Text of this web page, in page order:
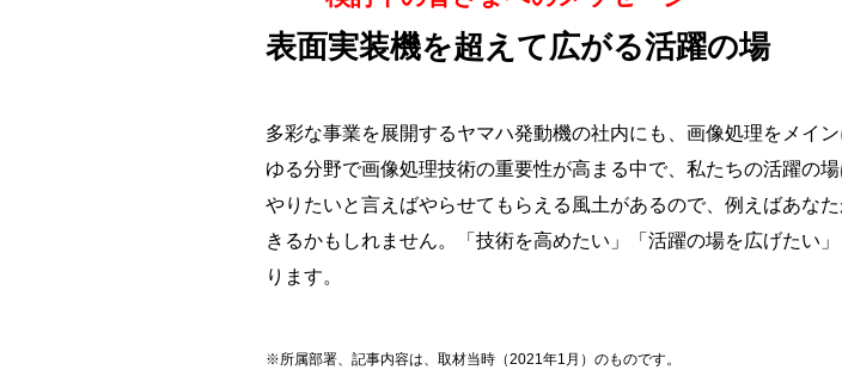
表面実装機を超えて広がる活躍の場
多彩な事業を展開するヤマハ発動機の社内にも、画像処理をメイ
ゆる分野で画像処理技術の重要性が高まる中で、私たちの活躍の
やりたいと言えばやらせてもらえる風土があるので、例えばあな
きるかもしれません。「技術を高めたい」「活躍の場を広げたい
ります。
※所属部署、記事内容は、取材当時（2021年1月）のものです。